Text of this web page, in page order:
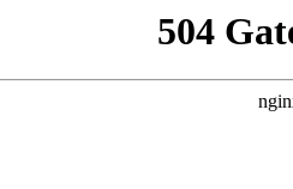
504